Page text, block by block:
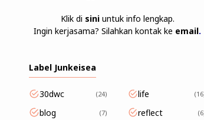
Klik di sini untuk info lengkap.
Ingin kerjasama? Silahkan kontak ke email.
Label Junkeisea
30dwc 24 life 16
blog 7 reflect 6